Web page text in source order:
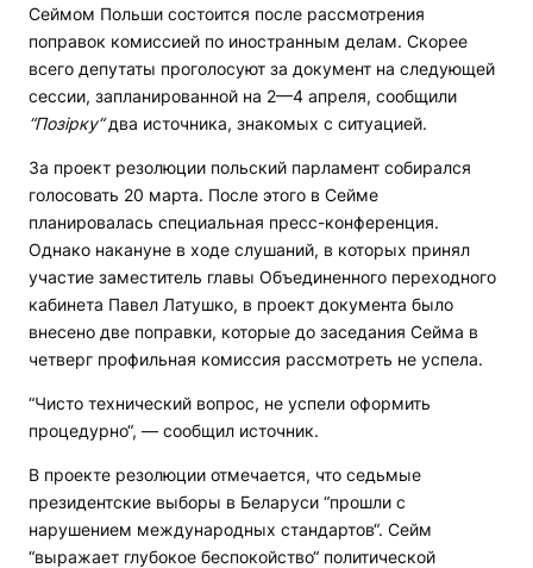
Сеймом Польши состоится после рассмотрения
поправок комиссией по иностранным делам. Скорее
всего депутаты проголосуют за документ на следующей
сессии, запланированной на 2—4 апреля, сообщили
“Позірку“два источника, знакомых с ситуацией.
За проект резолюции польский парламент собирался
голосовать 20 марта. После этого в Сейме
планировалась специальная пресс-конференция.
Однако накануне в ходе слушаний, в которых принял
участие заместитель главы Объединенного переходного
кабинета Павел Латушко, в проект документа было
внесено две поправки, которые до заседания Сейма в
четверг профильная комиссия рассмотреть не успела.
“Чисто технический вопрос, не успели оформить
процедурно“, — сообщил источник.
В проекте резолюции отмечается, что седьмые
президентские выборы в Беларуси “прошли с
нарушением международных стандартов“. Сейм
“выражает глубокое беспокойство“ политической